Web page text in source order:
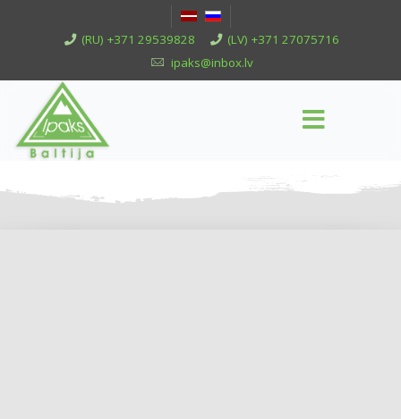
(RU) +371 29539828
(LV) +371 27075716
ipaks@inbox.lv